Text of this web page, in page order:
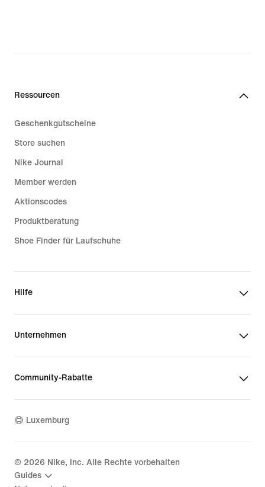
Ressourcen
Geschenkgutscheine
Store suchen
Nike Journal
Member werden
Aktionscodes
Produktberatung
Shoe Finder für Laufschuhe
Hilfe
Unternehmen
Community-Rabatte
Luxemburg
© 2026 Nike, Inc. Alle Rechte vorbehalten
Guides